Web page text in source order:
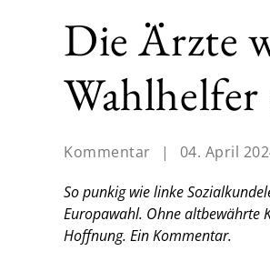
Die Ärzte
Wahlhelfer
Kommentar | 04. April
So punkig wie linke
Europawahl. Ohne altbewährte
Hoffnung. Ein Kommentar.